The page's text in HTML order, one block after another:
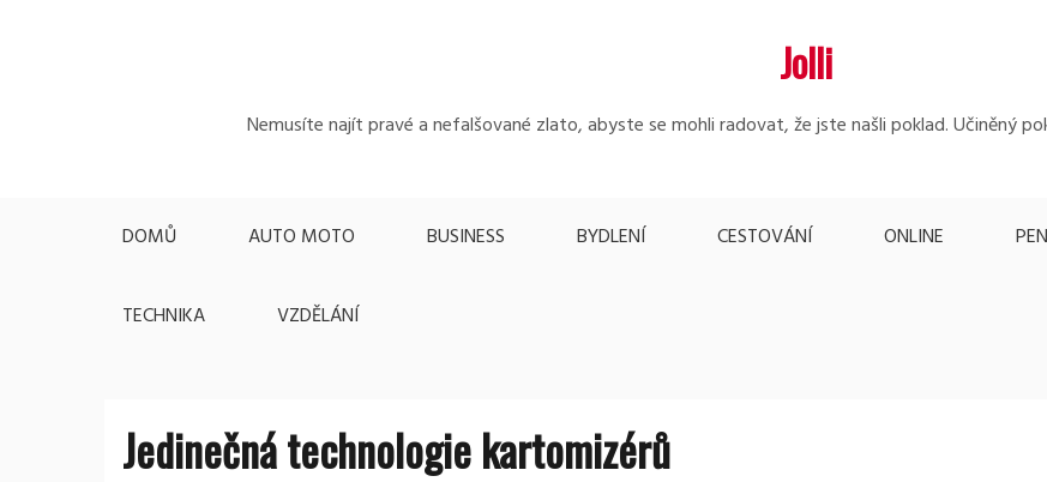
Jolli
Nemusíte najít pravé a nefalšované zlato, abyste se mohli radovat, že jste našli poklad. Učiněný
DOMŮ AUTO MOTO BUSINESS BYDLENÍ CESTOVÁNÍ ONLINE
TECHNIKA VZDĚLÁNÍ
Jedinečná technologie kartomizérů